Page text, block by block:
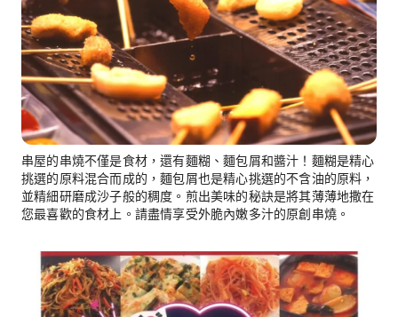
串屋的串燒不僅是食材，還有麵糊、麵包屑和醬汁！麵糊是精心
挑選的原料混合而成的，麵包屑也是精心挑選的不含油的原料，
並精細研磨成沙子般的稠度。煎出美味的秘訣是將其薄薄地撒在
您最喜歡的食材上。請盡情享受外脆內嫩多汁的原創串燒。